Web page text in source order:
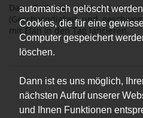
automatisch gelöscht
Cookies, die für eine
Computer gespeichert
löschen.
Dann ist es uns möglich,
nächsten Aufruf unserer
und Ihnen Funktionen
Das Training wird über
(Geschwindigkeit und
mit Élan in den Tag lancieren.